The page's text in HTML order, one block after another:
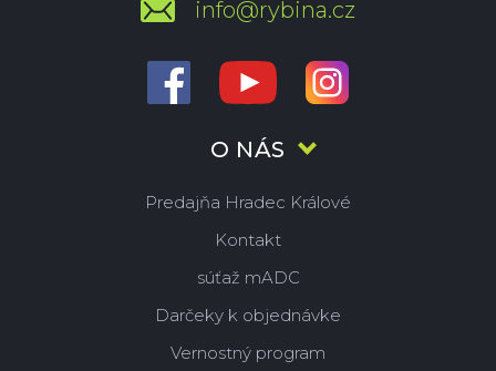
O NÁS
Predajňa Hradec Králové
Kontakt
súťaž mADC
Darčeky k objednávke
Vernostný program
info@rybina.cz